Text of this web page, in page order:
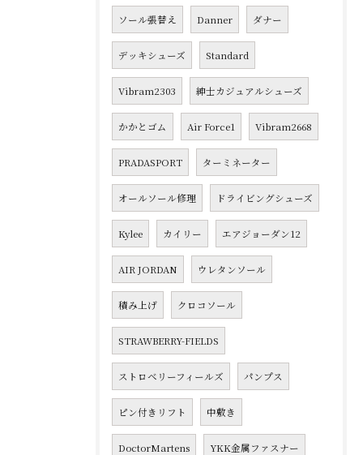
ソール張替え Danner ダナー
デッキシューズ Standard
Vibram2303 紳士カジュアルシューズ
かかとゴム Air Force1 Vibram2668
PRADASPORT ターミネーター
オールソール修理 ドライビングシューズ
Kylee カイリー エアジョーダン12
AIR JORDAN ウレタンソール
積み上げ クロコソール
STRAWBERRY-FIELDS
ストロベリーフィールズ パンプス
ピン付きリフト 中敷き
DoctorMartens YKK金属ファスナー